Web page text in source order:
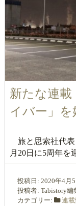
新たな連載
イバー」を
旅と思索社代表
月20日に5周年を
投稿日: 2020年4月5
投稿者: Tabistory編
カテゴリー:
連